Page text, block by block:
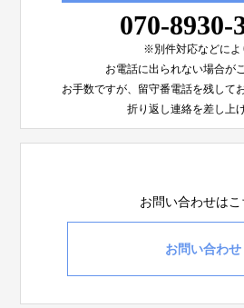
070-8930-
※別件対応などによ
お電話に出られない場合が
お手数ですが、留守番電話を残して
折り返し連絡を差し上
お問い合わせはこ
お問い合わせ